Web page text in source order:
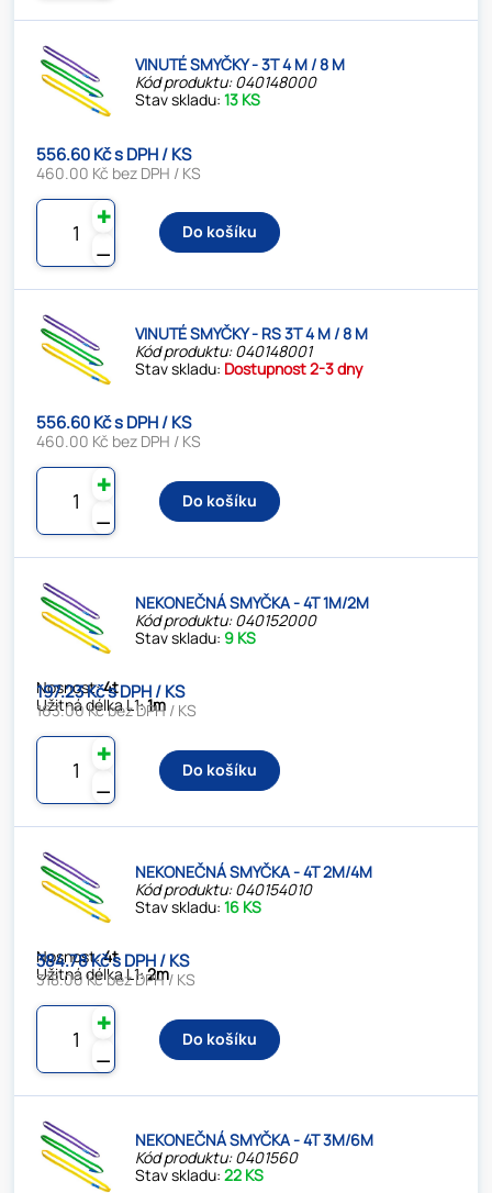
VINUTÉ SMYČKY - 3T 4 M / 8 M
Kód produktu: 040148000
Stav skladu:13 KS
556.60 Kč s DPH / KS
460.00 Kč bez DPH / KS
⚊
✚
Do košíku
VINUTÉ SMYČKY - RS 3T 4 M / 8 M
Kód produktu: 040148001
Stav skladu: Dostupnost 2-3 dny
556.60 Kč s DPH / KS
460.00 Kč bez DPH / KS
⚊
✚
Do košíku
NEKONEČNÁ SMYČKA - 4T 1M/2M
Kód produktu: 040152000
Stav skladu: 9 KS
Nosnost:4t
Užitná délka L1:1m
197.23 Kč s DPH / KS
163.00 Kč bez DPH / KS
⚊
✚
Do košíku
NEKONEČNÁ SMYČKA - 4T 2M/4M
Kód produktu: 040154010
Stav skladu:16 KS
Nosnost:4t
Užitná délka L1:2m
384.78 Kč s DPH / KS
318.00 Kč bez DPH / KS
⚊
✚
Do košíku
NEKONEČNÁ SMYČKA - 4T 3M/6M
Kód produktu: 0401560
Stav skladu:22 KS